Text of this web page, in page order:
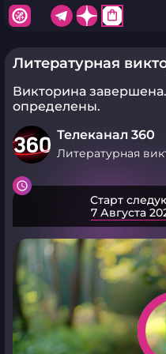
shopping_bag
Литературная
Викторина завершена.
определены.
Телеканал 360
Литературная
Старт
7 Августа